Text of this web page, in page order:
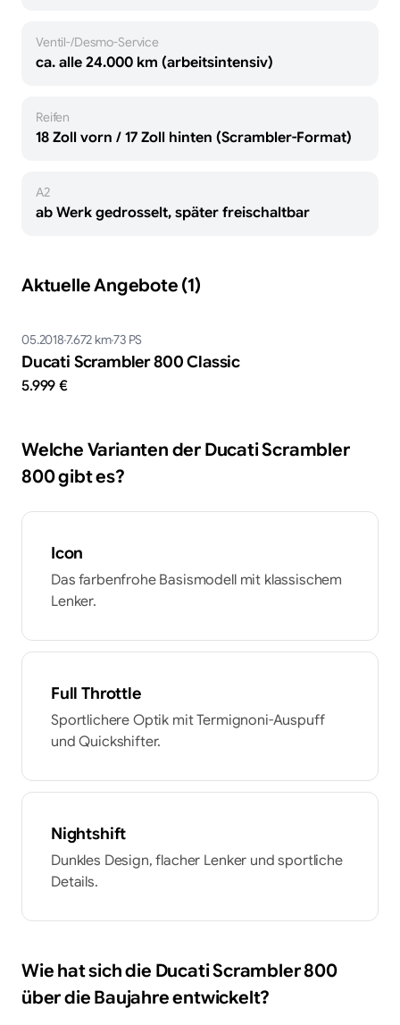
Ventil-/Desmo-Service
ca. alle 24.000 km (arbeitsintensiv)
Reifen
18 Zoll vorn / 17 Zoll hinten (Scrambler-Format)
A2
ab Werk gedrosselt, später freischaltbar
Aktuelle Angebote (1)
05.20187.672km73PS
Ducati Scrambler 800 Classic
5.999 €
Welche Varianten derDucatiScrambler
800gibt es?
Icon
Das farbenfrohe Basismodell mit klassischem
Lenker.
Full Throttle
Sportlichere Optik mit Termignoni-Auspuff
und Quickshifter.
Nightshift
Dunkles Design, flacher Lenker und sportliche
Details.
Wie hat sich dieDucatiScrambler 800
über die Baujahre entwickelt?